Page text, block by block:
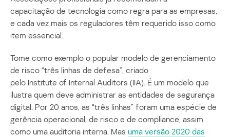
capacitação de tecnologia como regra para as empresas,
e cada vez mais os reguladores têm requerido isso como
item essencial.
Tome como exemplo o popular modelo de gerenciamento
de risco “três linhas de defesa”, criado
pelo Institute of Internal Auditors (IIA). É um modelo que
ilustra quem deve administrar as entidades de segurança
digital. Por 20 anos, as “três linhas” foram uma espécie de
gerência operacional, de risco e de compliance, assim
como uma auditoria interna. Mas uma versão 2020 das